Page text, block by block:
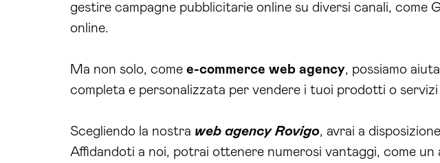
gestire campagne pubblicitarie online su diversi canali, come
online.
Ma non solo, come e-commerce web agency, possiamo
completa e personalizzata per vendere i tuoi prodotti o servizi
Scegliendo la nostra web agency Rovigo, avrai a
Affidandoti a noi, potrai ottenere numerosi vantaggi, come